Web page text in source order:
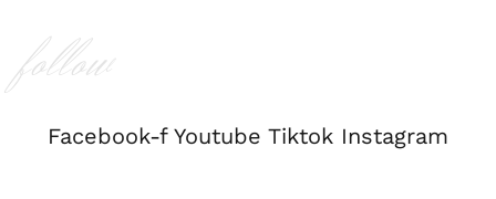
follow
Facebook-f Youtube Tiktok Instagram